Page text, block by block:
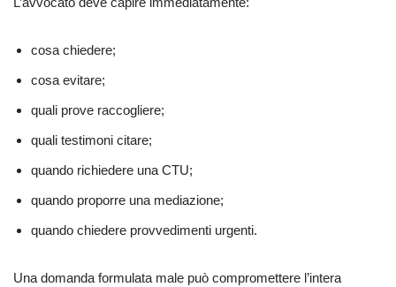
cosa chiedere;
cosa evitare;
quali prove raccogliere;
quali testimoni citare;
quando richiedere una CTU;
quando proporre una mediazione;
quando chiedere provvedimenti urgenti.
Una domanda formulata male può compromettere l’intera